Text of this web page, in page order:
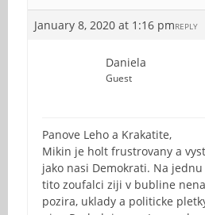
January 8, 2020 at 1:16 pmREPLY
Daniela
Guest
Panove Leho a Krakatite,
Mikin je holt frustrovany a
jako nasi Demokrati. Na
tito zoufalci ziji v bubline
pozira, uklady a politicke